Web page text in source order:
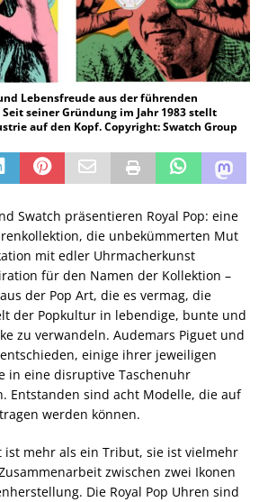
Lebensfreude aus der führenden
seiner Gründung im Jahr 1983 stellt
auf den Kopf. Copyright: Swatch Group
Swatch präsentieren Royal Pop: eine
die unbekümmerten Mut
mit edler Uhrmacherkunst
für den Namen der Kollektion –
der Pop Art, die es vermag, die
der Popkultur in lebendige, bunte und
zu verwandeln. Audemars Piguet und
einige ihrer jeweiligen
in eine disruptive Taschenuhr
Entstanden sind acht Modelle, die auf
werden können.
ist mehr als ein Tribut, sie ist vielmehr
zwischen zwei Ikonen
Die Royal Pop Uhren sind